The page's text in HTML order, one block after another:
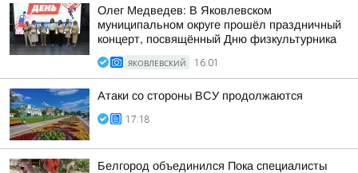
Олег Медведев: В Яковлевском
муниципальном округе прошёл праздничный
концерт, посвящённый Дню физкультурника
ЯКОВЛЕВСКИЙ 16:01
Атаки со стороны ВСУ продолжаются
17:18
Белгород объединился Пока специалисты